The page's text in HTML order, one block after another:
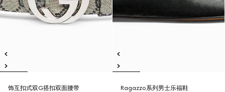
饰互扣式双G搭扣双面腰带
Ragazzo系列男士乐福鞋